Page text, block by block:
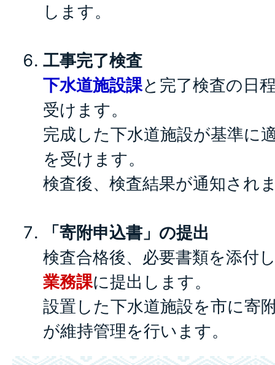
します。
工事完了検査
下水道施設課と完了検査の日
受けます。
完成した下水道施設が基準に
を受けます。
検査後、検査結果が通知され
「寄附申込書」の提出
検査合格後、必要書類を添付
業務課に提出します。
設置した下水道施設を市に寄
が維持管理を行います。